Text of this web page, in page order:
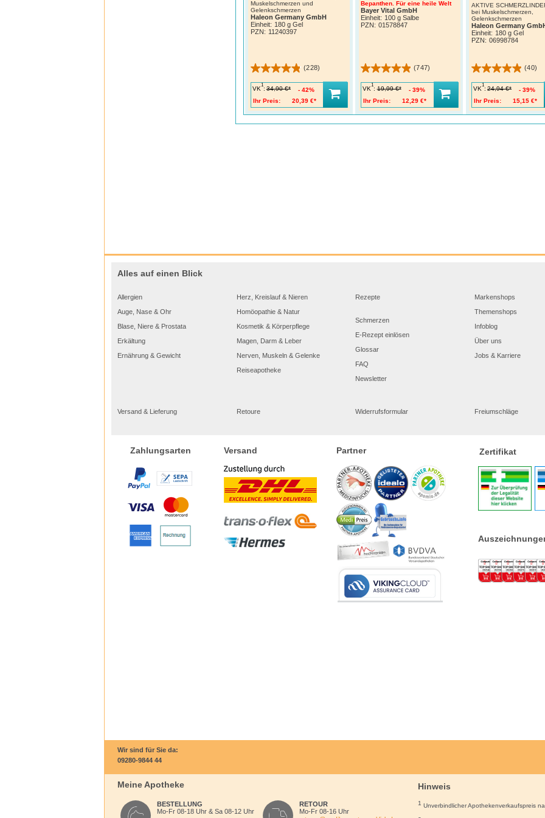
Muskelschmerzen und
Gelenkschmerzen
Haleon Germany GmbH
Einheit: 180 g Gel
PZN: 11240397
(228)
VK
1
: 34,90 €*
Ihr Preis:
20,39 €*
42%
Bepanthen. Für eine heile Welt
Bayer Vital GmbH
Einheit: 100 g Salbe
PZN: 01578847
(747)
VK
1
: 19,99 €*
Ihr Preis:
12,29 €*
39%
AKTIVE
bei Muskelschmerzen,
Gelenkschmerzen
Haleon Germany
Einheit: 180 g Gel
PZN: 06998784
(40)
VK
1
: 24,94 €*
Ihr Preis:
15,15 €*
39%
Alles auf einen Blick
Allergien
Auge, Nase & Ohr
Blase, Niere & Prostata
Erkältung
Ernährung & Gewicht
Herz, Kreislauf & Nieren
Homöopathie & Natur
Kosmetik & Körperpflege
Magen, Darm & Leber
Nerven, Muskeln & Gelenke
Reiseapotheke
Rezepte
Schmerzen
E-Rezept einlösen
Glossar
FAQ
Newsletter
Markenshops
Themenshops
Infoblog
Über uns
Jobs & Karriere
Versand & Lieferung Retoure Widerrufsformular Freiumschläge
Zahlungsarten Versand Partner Zertifikat
Wir sind für Sie da:
09280-9844 44
Meine Apotheke
BESTELLUNG
Mo-Fr 08-18 Uhr & Sa 08-12 Uhr
RETOUR
Mo-Fr 08-16 Uhr
Hinweis
1 Unverbindlicher Apothekenverkaufspreis